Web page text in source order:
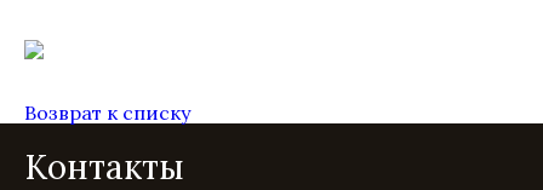
Возврат к списку
Контакты